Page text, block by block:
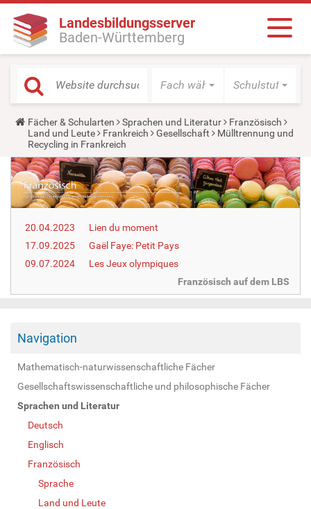
Landesbildungsserver
Baden-Württemberg
Fach wählen Schulstufe
Y
o
u
a
r
e
h
e
r
:
Fächer & Schularten Sprachen und Literatur
Französisch
Land und Leute
Frankreich Gesellschaft
Mülltrennung und
Recycling in Frankreich
20.04.2023
Lien du moment
17.09.2025
Gaël Faye: Petit Pays
09.07.2024
Les Jeux olympiques
Französisch auf dem LBS
Navigation
Mathematisch-naturwissenschaftliche Fächer
Gesellschaftswissenschaftliche und philosophische Fächer
Sprachen und Literatur
Deutsch
Englisch
Französisch
Sprache
Land und Leute